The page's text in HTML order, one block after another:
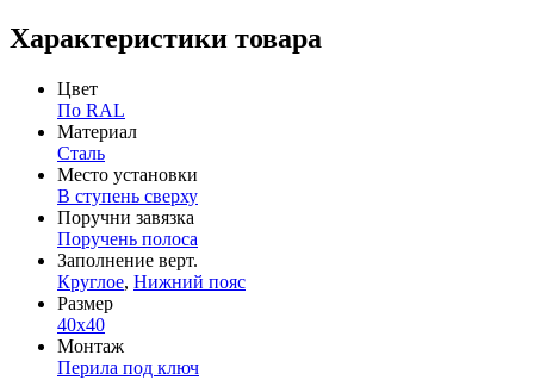
Характеристики товара
Цвет
По RAL
Материал
Сталь
Место установки
В ступень сверху
Поручни завязка
Поручень полоса
Заполнение верт.
Круглое, Нижний пояс
Размер
40х40
Монтаж
Перила под ключ